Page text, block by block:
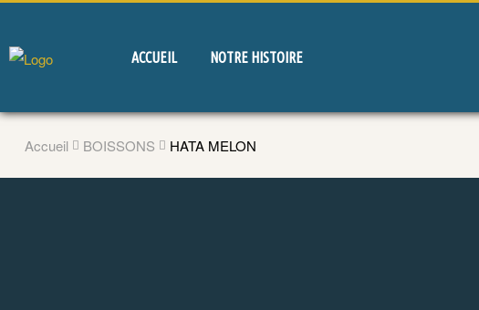
ACCUEIL NOTRE HISTOIRE
Accueil BOISSONS HATA MELON